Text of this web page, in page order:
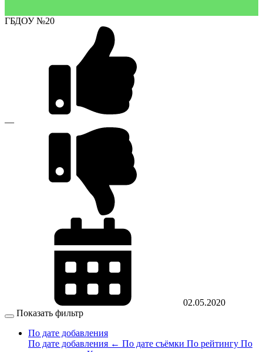
ГБДОУ №20
—
02.05.2020
Показать фильтр
По дате добавления
По дате добавления ← По дате съёмки По рейтингу По